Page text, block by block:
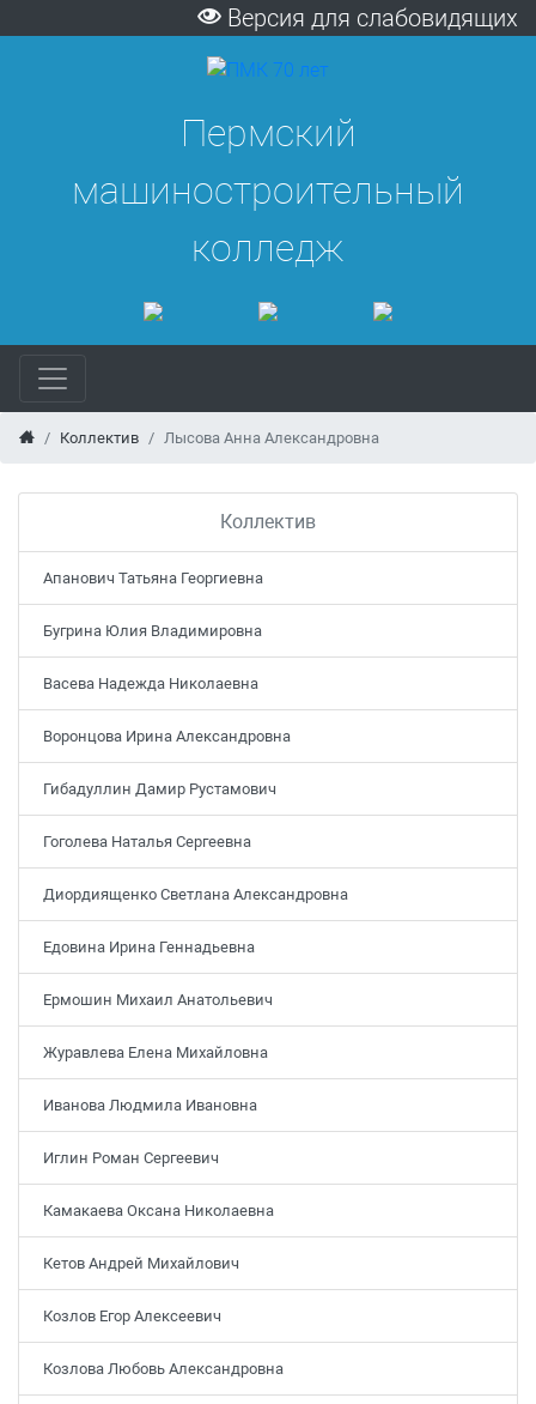
Версия для слабовидящих
Пермский
машиностроительный
колледж
Коллектив Лысова Анна Александровна
Коллектив
Апанович Татьяна Георгиевна
Бугрина Юлия Владимировна
Васева Надежда Николаевна
Воронцова Ирина Александровна
Гибадуллин Дамир Рустамович
Гоголева Наталья Сергеевна
Диордиященко Светлана Александровна
Едовина Ирина Геннадьевна
Ермошин Михаил Анатольевич
Журавлева Елена Михайловна
Иванова Людмила Ивановна
Иглин Роман Сергеевич
Камакаева Оксана Николаевна
Кетов Андрей Михайлович
Козлов Егор Алексеевич
Козлова Любовь Александровна